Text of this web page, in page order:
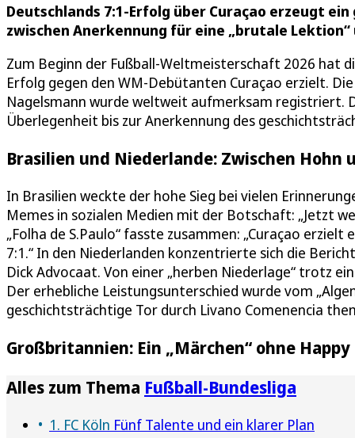
Deutschlands 7:1-Erfolg über Curaçao erzeugt
zwischen Anerkennung für eine „brutale
Zum Beginn der Fußball-Weltmeisterschaft 2026 hat
Erfolg gegen den WM-Debütanten Curaçao erzielt.
Nagelsmann wurde weltweit aufmerksam registriert.
Überlegenheit bis zur Anerkennung des
Brasilien und Niederlande: Zwischen Hohn
In Brasilien weckte der hohe Sieg bei vielen
Memes in sozialen Medien mit der Botschaft: „Jetzt
„Folha de S.Paulo“ fasste zusammen: „Curaçao
7:1.“ In den Niederlanden konzentrierte sich die
Dick Advocaat. Von einer „herben Niederlage“ trotz
Der erhebliche Leistungsunterschied wurde vom
geschichtsträchtige Tor durch Livano Comenencia
Großbritannien: Ein „Märchen“ ohne Happy
Alles zum Thema Fußball-Bundesliga
1. FC Köln Fünf Talente und ein klarer Plan